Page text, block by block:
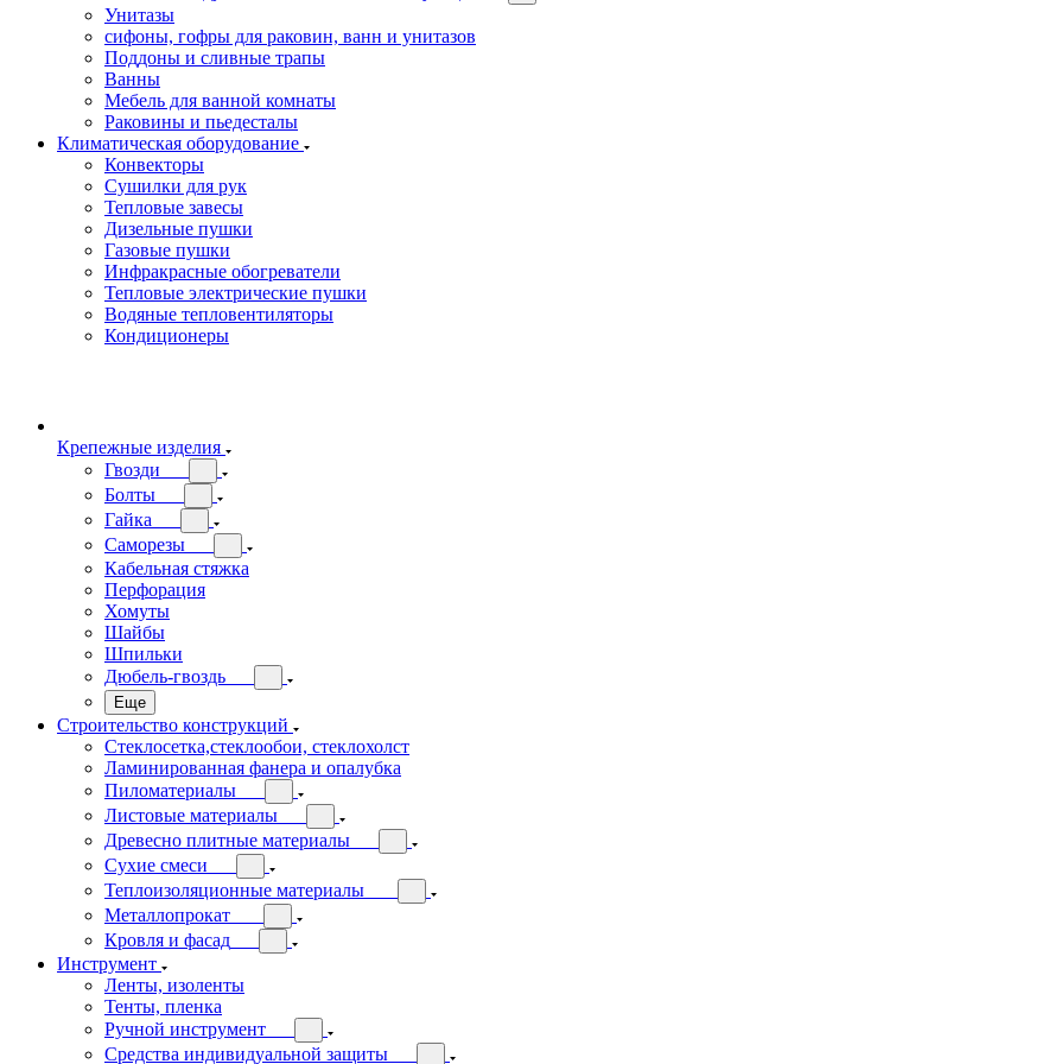
Унитазы
сифоны, гофры для раковин, ванн и унитазов
Поддоны и сливные трапы
Ванны
Мебель для ванной комнаты
Раковины и пьедесталы
Климатическая оборудование
Конвекторы
Сушилки для рук
Тепловые завесы
Дизельные пушки
Газовые пушки
Инфракрасные обогреватели
Тепловые электрические пушки
Водяные тепловентиляторы
Кондиционеры
Крепежные изделия
Гвозди
Болты
Гайка
Саморезы
Кабельная стяжка
Перфорация
Хомуты
Шайбы
Шпильки
Дюбель-гвоздь
Еще
Строительство конструкций
Стеклосетка,стеклообои, стеклохолст
Ламинированная фанера и опалубка
Пиломатериалы
Листовые материалы
Древесно плитные материалы
Сухие смеси
Теплоизоляционные материалы
Металлопрокат
Кровля и фасад
Инструмент
Ленты, изоленты
Тенты, пленка
Ручной инструмент
Средства индивидуальной защиты